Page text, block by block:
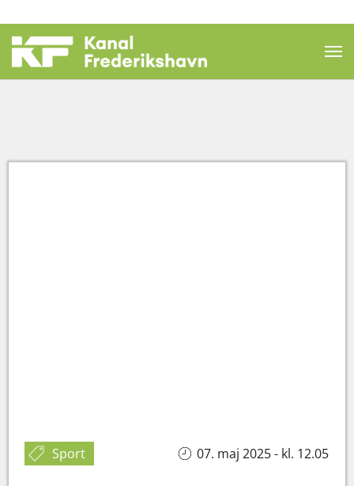
Sport 07. maj 2025 - kl. 12.05